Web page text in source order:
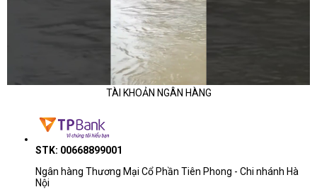
TÀI KHOẢN NGÂN HÀNG
STK: 00668899001
Ngân hàng Thương Mại Cổ Phần Tiên Phong - Chi nhánh Hà
Nội